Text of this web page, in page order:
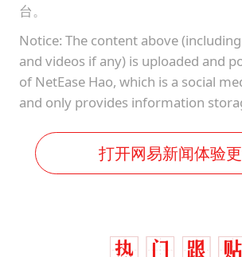
台。
Notice: The content above
and videos if any) is uploaded and
of NetEase Hao, which is a social
and only provides information
打开网易新闻体验